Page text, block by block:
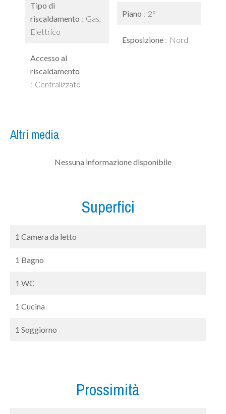
Tipo di
riscaldamento
Gas,
Elettrico
Accesso al
riscaldamento
Centralizzato
Piano 2°
Esposizione Nord
Altri media
Nessuna informazione disponibile
Superfici
1 Camera da letto
1 Bagno
1 WC
1 Cucina
1 Soggiorno
Prossimità